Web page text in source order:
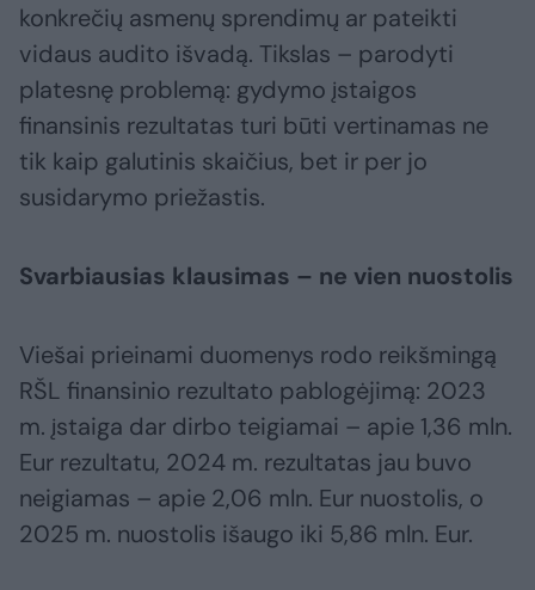
konkrečių asmenų sprendimų ar pateikti
vidaus audito išvadą. Tikslas – parodyti
platesnę problemą: gydymo įstaigos
finansinis rezultatas turi būti vertinamas ne
tik kaip galutinis skaičius, bet ir per jo
susidarymo priežastis.
Svarbiausias klausimas – ne vien nuostolis
Viešai prieinami duomenys rodo reikšmingą
RŠL finansinio rezultato pablogėjimą: 2023
m. įstaiga dar dirbo teigiamai – apie 1,36 mln.
Eur rezultatu, 2024 m. rezultatas jau buvo
neigiamas – apie 2,06 mln. Eur nuostolis, o
2025 m. nuostolis išaugo iki 5,86 mln. Eur.